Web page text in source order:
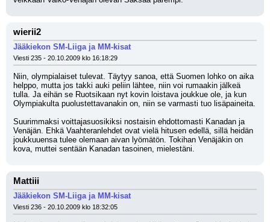
wierii2
Jääkiekon SM-Liiga ja MM-kisat
Viesti 235 - 20.10.2009 klo 16:18:29
Niin, olympialaiset tulevat. Täytyy sanoa, että Suomen lohko on aika
helppo, mutta jos takki auki peliin lähtee, niin voi rumaakin jälkeä
tulla. Ja eihän se Ruotsikaan nyt kovin loistava joukkue ole, ja kun
Olympiakulta puolustettavanakin on, niin se varmasti tuo lisäpaineita.
Suurimmaksi voittajasuosikiksi nostaisin ehdottomasti Kanadan ja
Venäjän. Ehkä Vaahteranlehdet ovat vielä hitusen edellä, sillä heidän
joukkuuensa tulee olemaan aivan lyömätön. Tokihan Venäjäkin on
kova, muttei sentään Kanadan tasoinen, mielestäni.
Mattiii
Jääkiekon SM-Liiga ja MM-kisat
Viesti 236 - 20.10.2009 klo 18:32:05